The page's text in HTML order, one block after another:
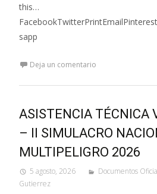
this…
sapp
Deja un comentario
ASISTENCIA TÉCNICA
– II SIMULACRO
MULTIPELIGRO 2026
5 agosto, 2026 Documentos
Gutierrez